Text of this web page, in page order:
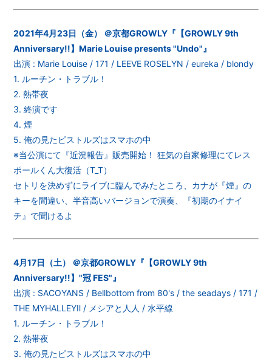
2021年4月23日（金） ＠京都GROWLY『【GROWLY 9th
Anniversary!!】Marie Louise presents "Undo"』
出演 : Marie Louise / 171 / LEEVE ROSELYN / eureka / blondy
1. ルーチン・トラブル！
2. 熱帯夜
3. 終演です
4. 煙
5. 俺の見たピストルズはスマホの中
※当公演にて『近況報告』販売開始！ 狂気の自家修理にてレス
ポールくん大復活（T_T）
セトリを決めずにライブに臨んでみたところ、カナが『煙』の
キーを間違い、半音高いバージョンで演奏、『初期のイナイ
チ』で聞けるよ
4月17日（土） ＠京都GROWLY『【GROWLY 9th
Anniversary!!】"冠 FES"』
出演 : SACOYANS / Bellbottom from 80's / the seadays / 171 /
THE MYHALLEYⅡ / メシアと人人 / 水平線
1. ルーチン・トラブル！
2. 熱帯夜
3. 俺の見たピストルズはスマホの中